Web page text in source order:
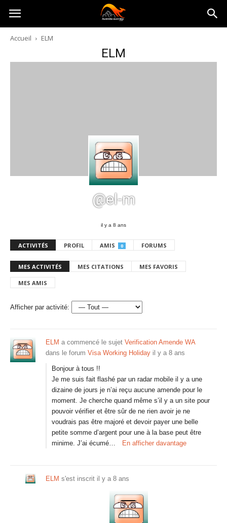
Australia-
australie.com
Accueil ELM
ELM
@el-m
il y a 8 ans
ACTIVITÉS PROFIL AMIS 0 FORUMS
MES ACTIVITÉS MES CITATIONS MES FAVORIS
MES AMIS
Afficher par activité:
ELM a commencé le sujet Verification Amende WA
dans le forum Visa Working Holiday il y a 8 ans
Bonjour à tous !!
Je me suis fait flashé par un radar mobile il y a une
dizaine de jours je n’ai reçu aucune amende pour le
moment. Je cherche quand même s’il y a un site pour
pouvoir vérifier et être sûr de ne rien avoir je ne
voudrais pas être majoré et devoir payer une belle
petite somme d’argent pour une à la base peut être
minime. J’ai écumé…
En afficher davantage
ELM s'est inscrit il y a 8 ans